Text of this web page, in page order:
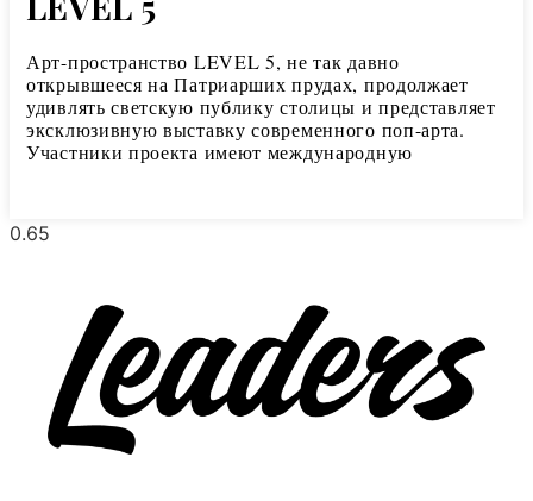
Арт-пространство LEVEL 5, не так давно
открывшееся на Патриарших прудах, продолжает
удивлять светскую публику столицы и представляет
эксклюзивную выставку современного поп-арта.
Участники проекта имеют международную